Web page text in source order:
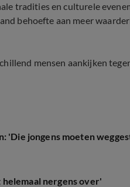
tradities en culturele
behoefte aan meer
mensen aankijken
'Die jongens moeten
nergens over'